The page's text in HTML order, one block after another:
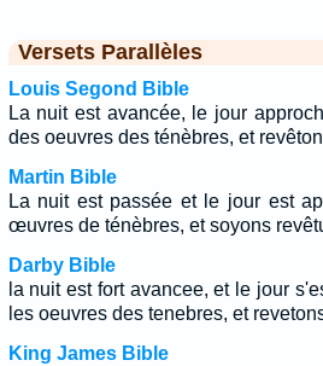
Versets Parallèles
Louis Segond Bible
La nuit est avancée, le jour
des oeuvres des ténèbres, et
Martin Bible
La nuit est passée et le jour est
œuvres de ténèbres, et soyons
Darby Bible
la nuit est fort avancee, et le jour
les oeuvres des tenebres, et
King James Bible